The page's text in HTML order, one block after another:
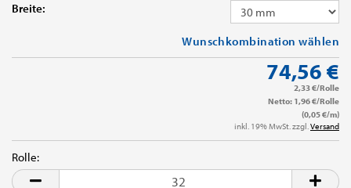
Breite:
Wunschkombination wählen
74,56 €
2,33 €/Rolle
Netto: 1,96 €/Rolle
(0,05 €/m)
inkl. 19% MwSt. zzgl.Versand
Rolle:
Rolle